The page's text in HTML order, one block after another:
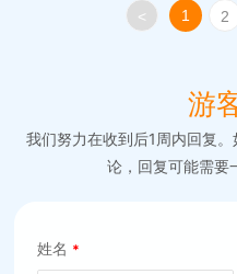
< 1 2
游
我们努力在收到后1周内回复
论，回复可能需要
姓名